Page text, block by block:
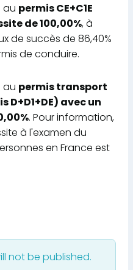
au permis CE+C1E
de 100,00%, à
de succès de 86,40%
de conduire.
au permis transport
D+D1+DE) avec un
. Pour information,
à l'examen du
en France est
not be published.